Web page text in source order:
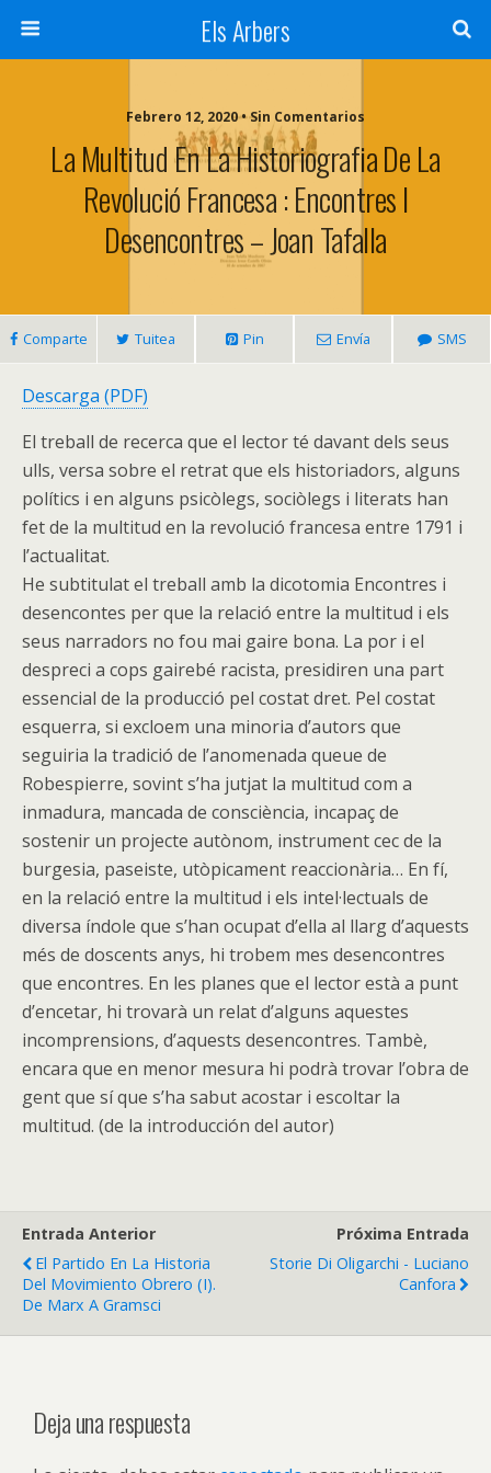
Els Arbers
Febrero 12, 2020 • Sin Comentarios
La Multitud En La Historiografia De La
Revolució Francesa : Encontres I
Desencontres – Joan Tafalla
Comparte Tuitea Pin Envía SMS
Descarga (PDF)
El treball de recerca que el lector té davant dels seus
ulls, versa sobre el retrat que els historiadors, alguns
polítics i en alguns psicòlegs, sociòlegs i literats han
fet de la multitud en la revolució francesa entre 1791 i
l’actualitat.
He subtitulat el treball amb la dicotomia Encontres i
desencontes per que la relació entre la multitud i els
seus narradors no fou mai gaire bona. La por i el
despreci a cops gairebé racista, presidiren una part
essencial de la producció pel costat dret. Pel costat
esquerra, si excloem una minoria d’autors que
seguiria la tradició de l’anomenada queue de
Robespierre, sovint s’ha jutjat la multitud com a
inmadura, mancada de consciència, incapaç de
sostenir un projecte autònom, instrument cec de la
burgesia, paseiste, utòpicament reaccionària… En fí,
en la relació entre la multitud i els intel·lectuals de
diversa índole que s’han ocupat d’ella al llarg d’aquests
més de doscents anys, hi trobem mes desencontres
que encontres. En les planes que el lector està a punt
d’encetar, hi trovarà un relat d’alguns aquestes
incomprensions, d’aquests desencontres. Tambè,
encara que en menor mesura hi podrà trovar l’obra de
gent que sí que s’ha sabut acostar i escoltar la
multitud. (de la introducción del autor)
Entrada Anterior
El Partido En La Historia
Del Movimiento Obrero (I).
De Marx A Gramsci
Próxima Entrada
Storie Di Oligarchi - Luciano
Canfora
Deja una respuesta